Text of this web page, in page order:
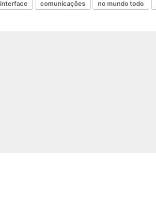
interface comunicações no mundo todo